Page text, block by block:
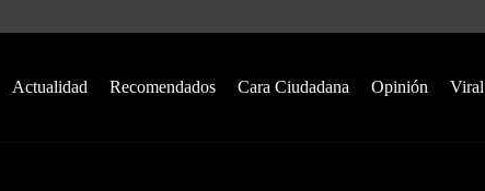
Actualidad Recomendados Cara Ciudadana Opinión Viral